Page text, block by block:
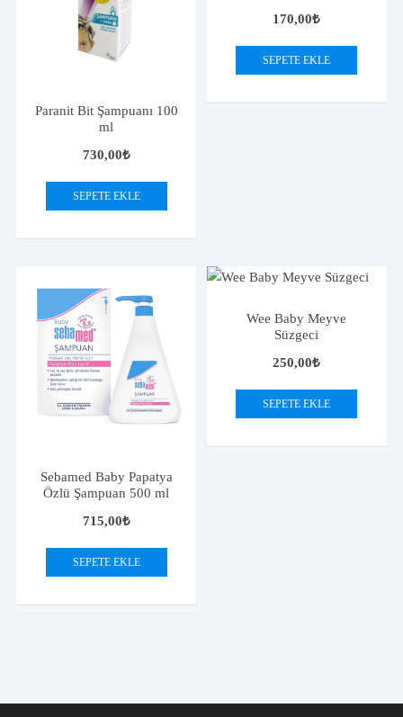
Paranit Bit Şampuanı 100
ml
730,00₺
SEPETE EKLE
170,00₺
SEPETE EKLE
Sebamed Baby Papatya
Özlü Şampuan 500 ml
715,00₺
SEPETE EKLE
Wee Baby Meyve
Süzgeci
250,00₺
SEPETE EKLE